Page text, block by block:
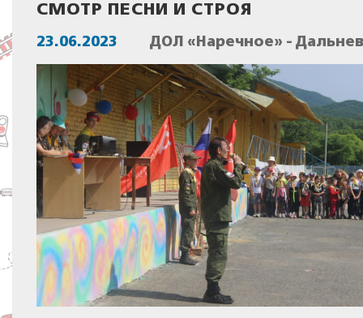
СМОТР ПЕСНИ И СТРОЯ
23.06.2023 ДОЛ «Наречное» -